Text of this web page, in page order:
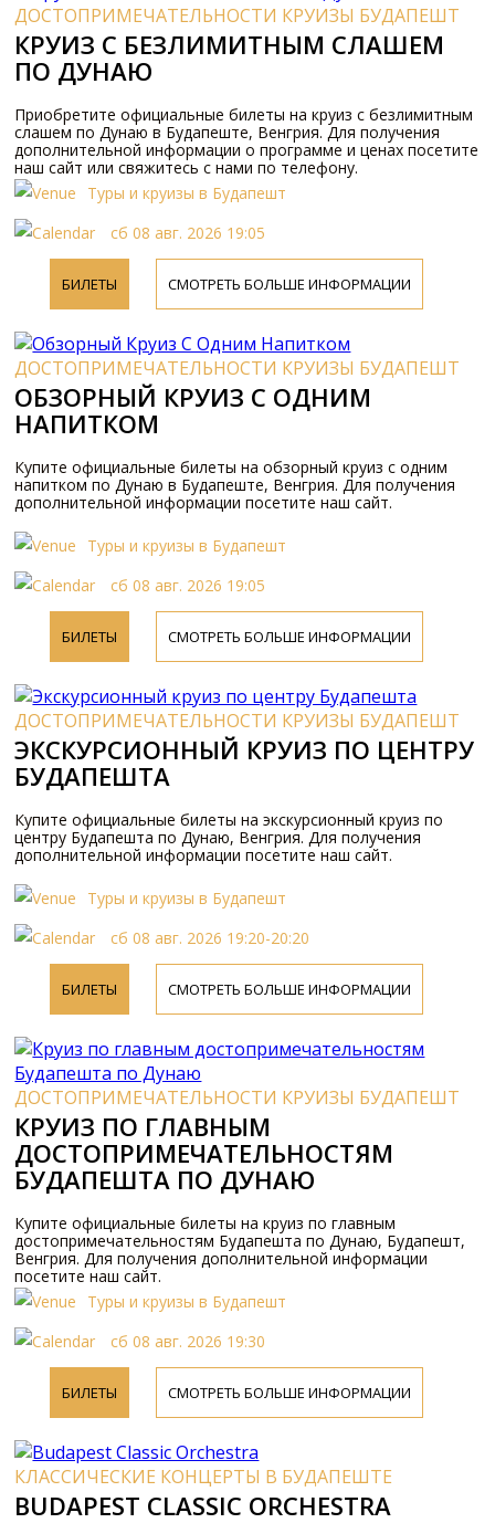
ДОСТОПРИМЕЧАТЕЛЬНОСТИ КРУИЗЫ БУДАПЕШТ
КРУИЗ С БЕЗЛИМИТНЫМ СЛАШЕМ
ПО ДУНАЮ
Приобретите официальные билеты на круиз с безлимитным
слашем по Дунаю в Будапеште, Венгрия. Для получения
дополнительной информации о программе и ценах посетите
наш сайт или свяжитесь с нами по телефону.
Туры и круизы в Будапешт
сб 08 авг. 2026 19:05
БИЛЕТЫ СМОТРЕТЬ БОЛЬШЕ ИНФОРМАЦИИ
ДОСТОПРИМЕЧАТЕЛЬНОСТИ КРУИЗЫ БУДАПЕШТ
ОБЗОРНЫЙ КРУИЗ С ОДНИМ
НАПИТКОМ
Купите официальные билеты на обзорный круиз с одним
напитком по Дунаю в Будапеште, Венгрия. Для получения
дополнительной информации посетите наш сайт.
Туры и круизы в Будапешт
сб 08 авг. 2026 19:05
БИЛЕТЫ СМОТРЕТЬ БОЛЬШЕ ИНФОРМАЦИИ
ДОСТОПРИМЕЧАТЕЛЬНОСТИ КРУИЗЫ БУДАПЕШТ
ЭКСКУРСИОННЫЙ КРУИЗ ПО ЦЕНТРУ
БУДАПЕШТА
Купите официальные билеты на экскурсионный круиз по
центру Будапешта по Дунаю, Венгрия. Для получения
дополнительной информации посетите наш сайт.
Туры и круизы в Будапешт
сб 08 авг. 2026 19:20-20:20
БИЛЕТЫ СМОТРЕТЬ БОЛЬШЕ ИНФОРМАЦИИ
ДОСТОПРИМЕЧАТЕЛЬНОСТИ КРУИЗЫ БУДАПЕШТ
КРУИЗ ПО ГЛАВНЫМ
ДОСТОПРИМЕЧАТЕЛЬНОСТЯМ
БУДАПЕШТА ПО ДУНАЮ
Купите официальные билеты на круиз по главным
достопримечательностям Будапешта по Дунаю, Будапешт,
Венгрия. Для получения дополнительной информации
посетите наш сайт.
Туры и круизы в Будапешт
сб 08 авг. 2026 19:30
БИЛЕТЫ СМОТРЕТЬ БОЛЬШЕ ИНФОРМАЦИИ
КЛАССИЧЕСКИЕ КОНЦЕРТЫ В БУДАПЕШТЕ
BUDAPEST CLASSIC ORCHESTRA